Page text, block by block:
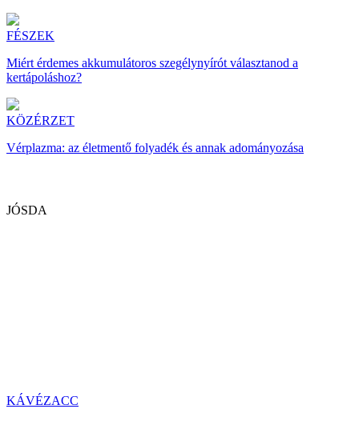
FÉSZEK
Miért érdemes akkumulátoros szegélynyírót választanod a
kertápoláshoz?
KÖZÉRZET
Vérplazma: az életmentő folyadék és annak adományozása
JÓSDA
KÁVÉZACC